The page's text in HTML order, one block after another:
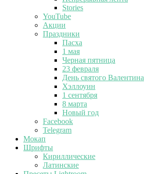
Stories
YouTube
Акции
Праздники
Пасха
1 мая
Черная пятница
23 февраля
День святого Валентина
Хэллоуин
1 сентября
8 марта
Новый год
Facebook
Telegram
Мокап
Шрифты
Кириллические
Латинские